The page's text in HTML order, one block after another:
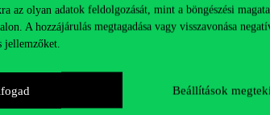
az olyan adatok feldolgozását, mint a böngészési
A hozzájárulás megtagadása vagy visszavonása
jellemzőket.
Beállítások